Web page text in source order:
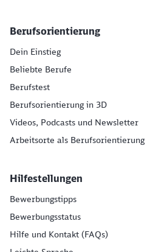
Berufsorientierung
Dein Einstieg
Beliebte Berufe
Berufstest
Berufsorientierung in 3D
Videos, Podcasts und Newsletter
Arbeitsorte als Berufsorientierung
Hilfestellungen
Bewerbungstipps
Bewerbungsstatus
Hilfe und Kontakt (FAQs)